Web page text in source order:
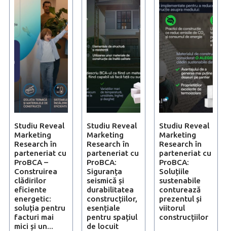
Studiu Reveal
Marketing
Research în
parteneriat cu
ProBCA –
Construirea
clădirilor
eficiente
energetic:
soluția pentru
facturi mai
mici și un...
Studiu Reveal
Marketing
Research în
parteneriat cu
ProBCA:
Siguranța
seismică și
durabilitatea
construcțiilor,
esențiale
pentru spațiul
de locuit
Studiu Reveal
Marketing
Research în
parteneriat cu
ProBCA:
Soluțiile
sustenabile
conturează
prezentul și
viitorul
construcțiilor